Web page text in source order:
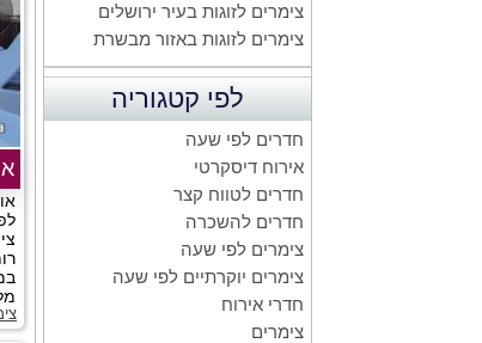
צימרים לזוגות בעיר ירושלים
צימרים לזוגות באזור מבשרת
לפי קטגוריה
חדרים לפי שעה
אירוח דיסקרטי
חדרים לטווח קצר
חדרים להשכרה
צימרים לפי שעה
צימרים יוקרתיים לפי שעה
חדרי אירוח
צימרים